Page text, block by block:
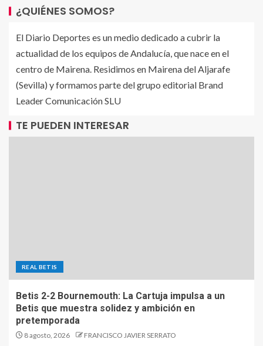
¿QUIÉNES SOMOS?
El Diario Deportes es un medio dedicado a cubrir la
actualidad de los equipos de Andalucía, que nace en el
centro de Mairena. Residimos en Mairena del Aljarafe
(Sevilla) y formamos parte del grupo editorial Brand
Leader Comunicación SLU
TE PUEDEN INTERESAR
REAL BETIS
Betis 2-2 Bournemouth: La Cartuja impulsa a un
Betis que muestra solidez y ambición en
pretemporada
8 agosto, 2026 FRANCISCO JAVIER SERRATO